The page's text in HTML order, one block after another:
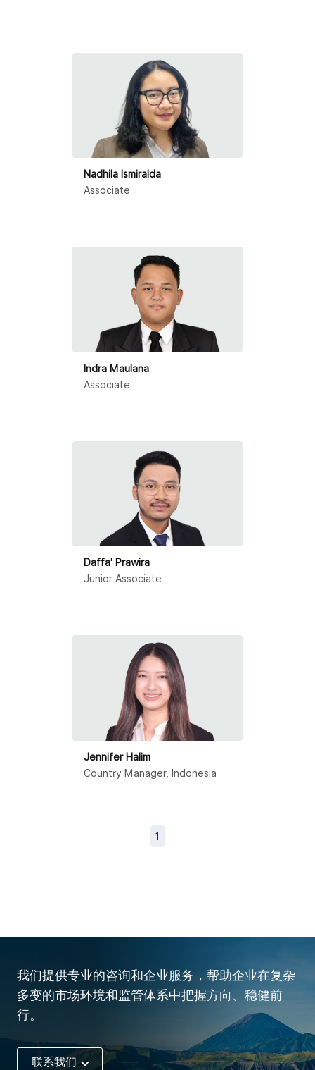
Nadhila Ismiralda
Associate
Indra Maulana
Associate
Daffa' Prawira
Junior Associate
Jennifer Halim
Country Manager, Indonesia
1
我们提供专业的咨询和企业服务，帮助企业在复杂
多变的市场环境和监管体系中把握方向、稳健前
行。
联系我们